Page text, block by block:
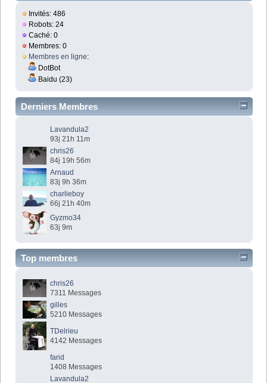
Invités: 486
Robots: 24
Caché: 0
Membres: 0
Membres en ligne:
DotBot
Baidu (23)
Derniers Membres
Lavandula2
93j 21h 11m
chris26
84j 19h 56m
Arnaud
83j 9h 36m
charlieboy
66j 21h 40m
Gyzmo34
63j 9m
Top membres
chris26
7311 Messages
gilles
5210 Messages
TDelrieu
4142 Messages
farid
1408 Messages
Lavandula2